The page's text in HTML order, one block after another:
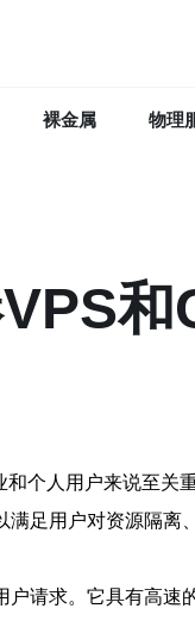
裸金属 物理
个人用户来说至关
足用户对资源隔离
请求。它具有高速